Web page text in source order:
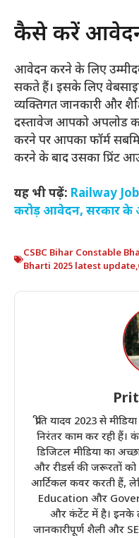
कैसे करें
आवेदन करने के लिए
सकते हैं। इसके लिए
व्यक्तिगत जानकारी और
दस्तावेज आपको अपलोड
करने पर आपका फॉर्म
करने के बाद उसका प्रिंट
यह भी पढ़ें: Railway
करोड़ आवेदन, सरकार के
CSBC Bihar Constable
Bharti 2025 latest update,
प्रीति यादव 2023 से
निरंतर काम कर रही हैं।
डिजिटल मीडिया का
और रीडर्स की जरूरतों को
आर्टिकल कवर करती हैं,
Education और
और कंटेंट में है। इनके
जानकारीपूर्ण शैली और